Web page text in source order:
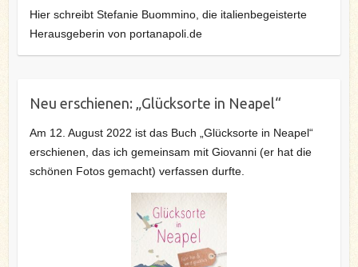
Hier schreibt Stefanie Buommino, die italienbegeisterte
Herausgeberin von portanapoli.de
Neu erschienen: „Glücksorte in Neapel“
Am 12. August 2022 ist das Buch „Glücksorte in Neapel“
erschienen, das ich gemeinsam mit Giovanni (er hat die
schönen Fotos gemacht) verfassen durfte.